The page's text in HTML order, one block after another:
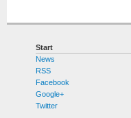
Start
News
RSS
Facebook
Google+
Twitter